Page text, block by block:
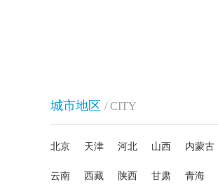
城市地区 / CITY
北京 天津 河北 山西 内蒙古
云南 西藏 陕西 甘肃 青海